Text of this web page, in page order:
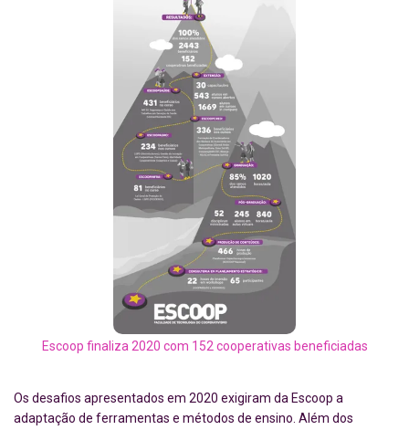
Escoop finaliza 2020 com 152 cooperativas beneficiadas
Os desafios apresentados em 2020 exigiram da Escoop a
adaptação de ferramentas e métodos de ensino. Além dos